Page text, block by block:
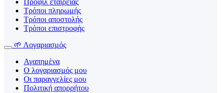
Προφίλ εταιρείας
Τρόποι πληρωμής
Τρόποι αποστολής
Τρόποι επιστροφής
🌱 Λογαριασμός
Αγαπημένα
Ο λογαριασμός μου
Οι παραγγελίες μου
Πολιτική απορρήτου